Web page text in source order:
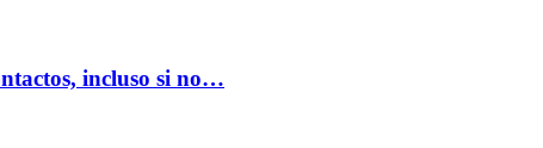
incluso si no…